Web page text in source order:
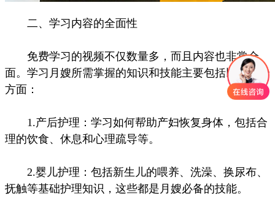
二、学习内容的全面性
免费学习的视频不仅数量多，而且内容也非常全
面。学习月嫂所需掌握的知识和技能主要包括以下几个
方面：
1.产后护理：学习如何帮助产妇恢复身体，包括合
理的饮食、休息和心理疏导等。
2.婴儿护理：包括新生儿的喂养、洗澡、换尿布、
抚触等基础护理知识，这些都是月嫂必备的技能。